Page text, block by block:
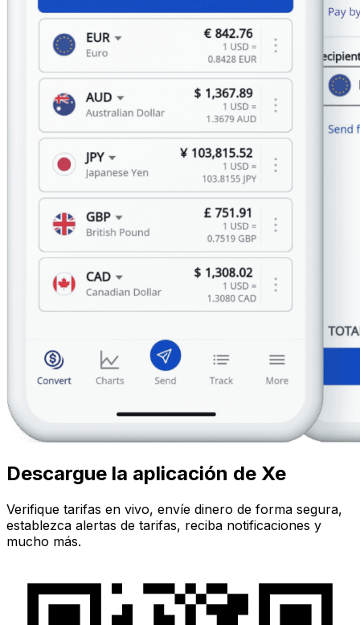
Descargue la aplicación de Xe
Verifique tarifas en vivo, envíe dinero de forma segura,
establezca alertas de tarifas, reciba notificaciones y
mucho más.